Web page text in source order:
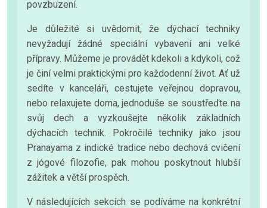
povzbuzení.
Je důležité si uvědomit, že dýchací techniky
nevyžadují žádné speciální vybavení ani velké
přípravy. Můžeme je provádět kdekoli a kdykoli, což
je činí velmi praktickými pro každodenní život. Ať už
sedíte v kanceláři, cestujete veřejnou dopravou,
nebo relaxujete doma, jednoduše se soustřeďte na
svůj dech a vyzkoušejte několik základních
dýchacích technik. Pokročilé techniky jako jsou
Pranayama z indické tradice nebo dechová cvičení
z jógové filozofie, pak mohou poskytnout hlubší
zážitek a větší prospěch.
V následujících sekcích se podíváme na konkrétní